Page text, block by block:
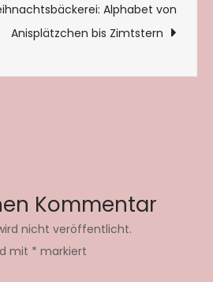
Alphabet von
Anisplätzchen bis Zimtstern
Kommentar
nicht veröffentlicht.
mit * markiert